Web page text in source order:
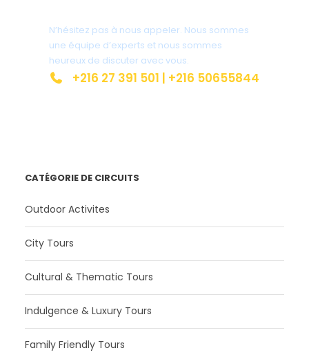
N’hésitez pas à nous appeler. Nous sommes
une équipe d’experts et nous sommes
heureux de discuter avec vous.
+216 27 391 501 | +216 50655844
CATÉGORIE DE CIRCUITS
Outdoor Activites
City Tours
Cultural & Thematic Tours
Indulgence & Luxury Tours
Family Friendly Tours